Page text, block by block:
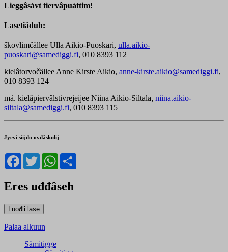
Lieggâsávt tiervâpuáttim!
Lasetiäđuh:
škovlimčällee Ulla Aikio-Puoskari, ulla.aikio-
puoskari@samediggi.fi, 010 8393 112
kielâtorvočällee Anne Kirste Aikio, anne-kirste.aikio@samediggi.fi,
010 8393 124
má. kielâpiervâlstivrejeijee Niina Aikio-Siltala, niina.aikio-
siltala@samediggi.fi, 010 8393 115
Jyevi siijđo ovdâskulij
Facebook
TwitterWhatsApp
Eres uđđâseh
Palaa alkuun
Sämitigge